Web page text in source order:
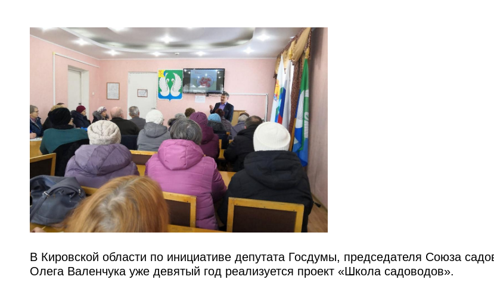
В Кировской области по инициативе депутата Госдумы, председателя Союза
Олега Валенчука уже девятый год реализуется проект «Школа садоводов».